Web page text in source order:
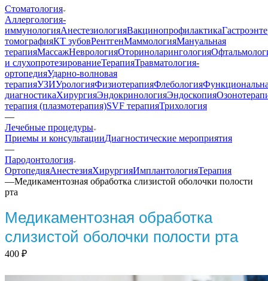
Стоматология
Аллергология-
иммунологияАнестезиологияВакцинопрофилактика
томографияКТ зубовРентгенМаммологияМануальная
терапияМассажНеврологияОториноларингология
и слухопротезированиеТерапияТравматология-
ортопедияУдарно-волновая
терапияУЗИУрологияФизиотерапияФлебология
диагностикаХирургияЭндокринологияЭндоскопия
терапия (плазмотерапия)SVF терапияТрихология
—
Лечебные процедуры
Приемы и консультацииДиагностические мероприятия
—
Пародонтология
ОртопедияАнестезияХирургияИмплантологияТерапия
—Медикаментозная обработка слизистой оболочки полости
рта
Медикаментозная обработка
слизистой оболочки полости рта
400 ₽